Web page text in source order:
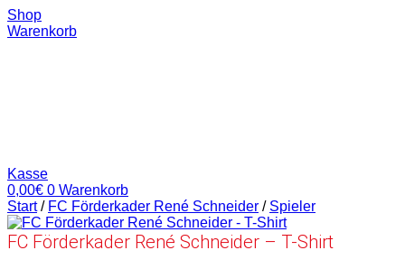
Shop
Warenkorb
Kasse
0,00€ 0 Warenkorb
Start / FC Förderkader René Schneider / Spieler
FC Förderkader René Schneider – T-Shirt